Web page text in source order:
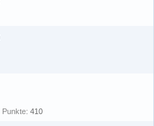
Punkte 410